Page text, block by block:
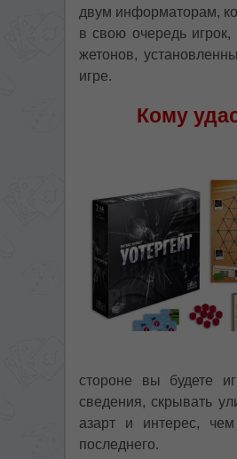
двум информаторам,
в свою очередь игрок,
жетонов,
игре.
Кому
стороне вы будете
сведения, скрывать
азарт и интерес, чем
последнего.